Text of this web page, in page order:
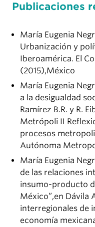
Publicaciones
María Eugenia
Urbanización y
Iberoamérica. El
(2015),México
María Eugenia
a la desigualdad
Ramírez B.R. y R.
Metrópoli II
procesos
Autónoma
María Eugenia
de las relaciones
insumo-producto
México”,en Dávila
interregionales de
economía